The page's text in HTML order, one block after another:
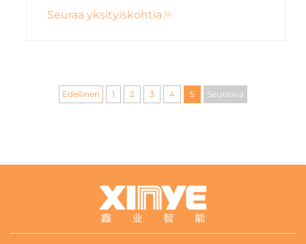
kortin suunnittelusta erityistarpeisiisi.
Seuraa yksityiskohtia
Edellinen 1 2 3 4 5 Seuraava